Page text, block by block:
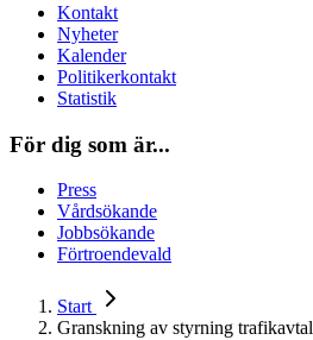
Kontakt
Nyheter
Kalender
Politikerkontakt
Statistik
För dig som är...
Press
Vårdsökande
Jobbsökande
Förtroendevald
Start
Granskning av styrning trafikavtal